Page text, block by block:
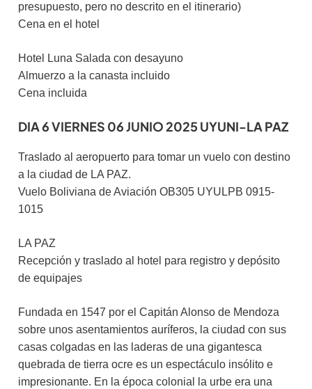
presupuesto, pero no descrito en el itinerario)
Cena en el hotel
Hotel Luna Salada con desayuno
Almuerzo a la canasta incluido
Cena incluida
DIA 6 VIERNES 06 JUNIO 2025 UYUNI-LA PAZ
Traslado al aeropuerto para tomar un vuelo con destino
a la ciudad de LA PAZ.
Vuelo Boliviana de Aviación OB305 UYULPB 0915-
1015
LA PAZ
Recepción y traslado al hotel para registro y depósito
de equipajes
Fundada en 1547 por el Capitán Alonso de Mendoza
sobre unos asentamientos auríferos, la ciudad con sus
casas colgadas en las laderas de una gigantesca
quebrada de tierra ocre es un espectáculo insólito e
impresionante. En la época colonial la urbe era una